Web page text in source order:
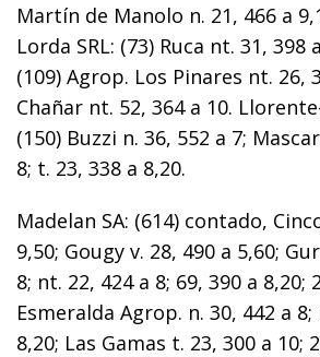
Martín de Manolo n. 21, 466 a
Lorda SRL: (73) Ruca nt. 31, 398
(109) Agrop. Los Pinares nt. 26,
Chañar nt. 52, 364 a 10.
(150) Buzzi n. 36, 552 a 7;
8; t. 23, 338 a 8,20.
Madelan SA: (614) contado,
9,50; Gougy v. 28, 490 a 5,60;
8; nt. 22, 424 a 8; 69, 390 a 8,20;
Esmeralda Agrop. n. 30, 442 a 8;
8,20; Las Gamas t. 23, 300 a 10;